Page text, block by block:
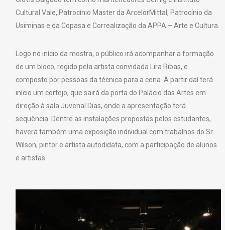
Cultural Vale, Patrocínio Master da ArcelorMittal, Patrocínio da
Usiminas e da Copasa e Correalização da APPA – Arte e Cultura.
Logo no início da mostra, o público irá acompanhar a formação
de um bloco, regido pela artista convidada Lira Ribas, e
composto por pessoas da técnica para a cena. A partir daí terá
início um cortejo, que sairá da porta do Palácio das Artes em
direção à sala Juvenal Dias, onde a apresentação terá
sequência. Dentre as instalações propostas pelos estudantes,
haverá também uma exposição individual com trabalhos do Sr.
Wilson, pintor e artista autodidata, com a participação de alunos
e artistas.